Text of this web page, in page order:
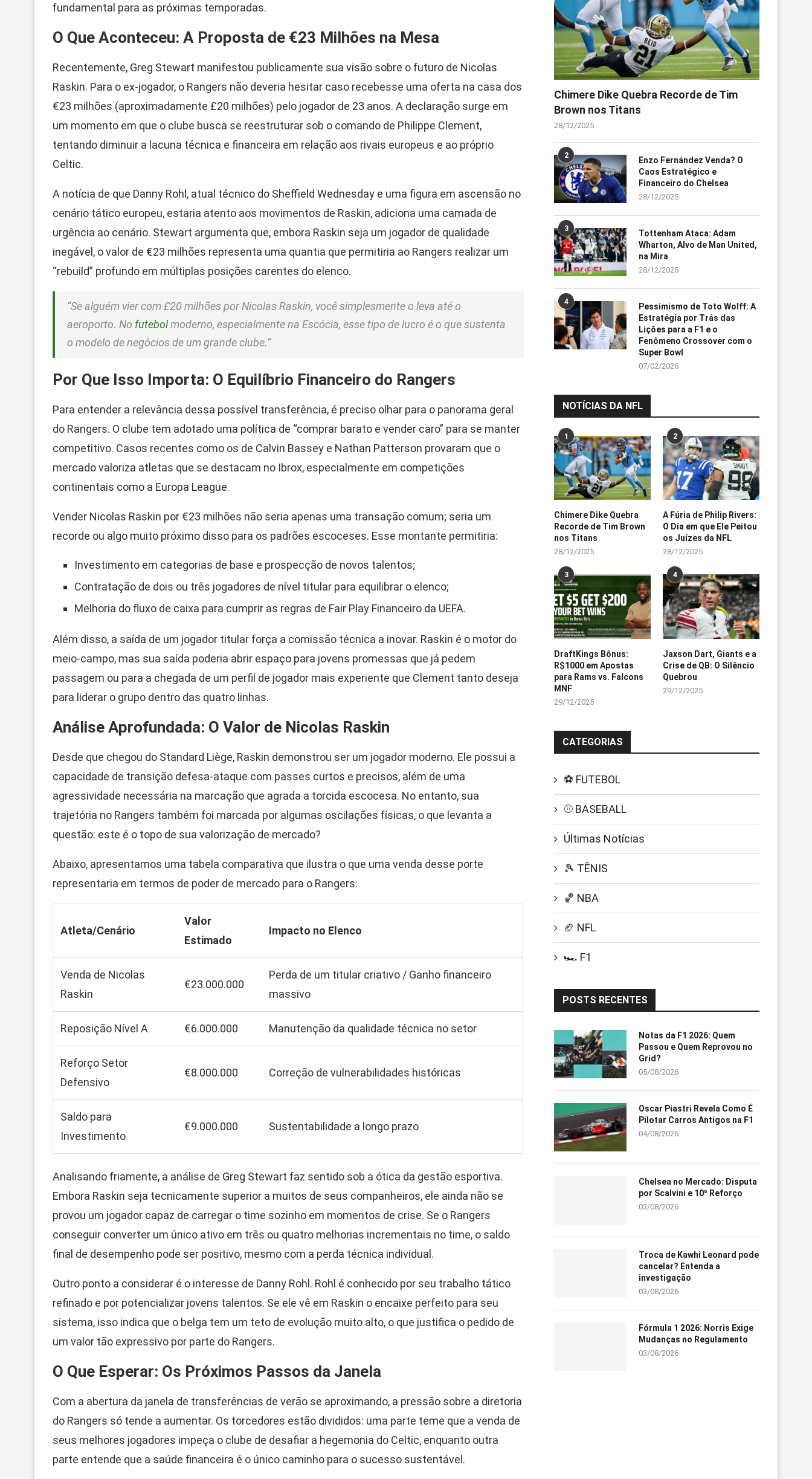
fundamental para as próximas temporadas.
O Que Aconteceu: A Proposta de €23 Milhões na Mesa
Recentemente, Greg Stewart manifestou publicamente sua visão sobre o futuro de Nicolas
Raskin. Para o ex-jogador, o Rangers não deveria hesitar caso recebesse uma oferta na casa dos
€23 milhões (aproximadamente £20 milhões) pelo jogador de 23 anos. A declaração surge em
um momento em que o clube busca se reestruturar sob o comando de Philippe Clement,
tentando diminuir a lacuna técnica e financeira em relação aos rivais europeus e ao próprio
Celtic.
A notícia de que Danny Rohl, atual técnico do Sheffield Wednesday e uma figura em ascensão no
cenário tático europeu, estaria atento aos movimentos de Raskin, adiciona uma camada de
urgência ao cenário. Stewart argumenta que, embora Raskin seja um jogador de qualidade
inegável, o valor de €23 milhões representa uma quantia que permitiria ao Rangers realizar um
“rebuild” profundo em múltiplas posições carentes do elenco.
“Se alguém vier com £20 milhões por Nicolas Raskin, você simplesmente o leva até o
aeroporto. No futebolmoderno, especialmente na Escócia, esse tipo de lucro é o que sustenta
o modelo de negócios de um grande clube.”
Por Que Isso Importa: O Equilíbrio Financeiro do Rangers
Para entender a relevância dessa possível transferência, é preciso olhar para o panorama geral
do Rangers. O clube tem adotado uma política de “comprar barato e vender caro” para se manter
competitivo. Casos recentes como os de Calvin Bassey e Nathan Patterson provaram que o
mercado valoriza atletas que se destacam no Ibrox, especialmente em competições
continentais como a Europa League.
Vender Nicolas Raskin por €23 milhões não seria apenas uma transação comum; seria um
recorde ou algo muito próximo disso para os padrões escoceses. Esse montante permitiria:
Investimento em categorias de base e prospecção de novos talentos;
Contratação de dois ou três jogadores de nível titular para equilibrar o elenco;
Melhoria do fluxo de caixa para cumprir as regras de Fair Play Financeiro da UEFA.
Além disso, a saída de um jogador titular força a comissão técnica a inovar. Raskin é o motor do
meio-campo, mas sua saída poderia abrir espaço para jovens promessas que já pedem
passagem ou para a chegada de um perfil de jogador mais experiente que Clement tanto deseja
para liderar o grupo dentro das quatro linhas.
Análise Aprofundada: O Valor de Nicolas Raskin
Desde que chegou do Standard Liège, Raskin demonstrou ser um jogador moderno. Ele possui a
capacidade de transição defesa-ataque com passes curtos e precisos, além de uma
agressividade necessária na marcação que agrada a torcida escocesa. No entanto, sua
trajetória no Rangers também foi marcada por algumas oscilações físicas, o que levanta a
questão: este é o topo de sua valorização de mercado?
Abaixo, apresentamos uma tabela comparativa que ilustra o que uma venda desse porte
representaria em termos de poder de mercado para o Rangers:
Atleta/Cenário
Valor
Estimado
Impacto no Elenco
Venda de Nicolas
Raskin
€23.000.000
Perda de um titular criativo / Ganho financeiro
massivo
Reposição Nível A €6.000.000 Manutenção da qualidade técnica no setor
Reforço Setor
Defensivo
€8.000.000 Correção de vulnerabilidades históricas
Saldo para
Investimento
€9.000.000 Sustentabilidade a longo prazo
Analisando friamente, a análise de Greg Stewart faz sentido sob a ótica da gestão esportiva.
Embora Raskin seja tecnicamente superior a muitos de seus companheiros, ele ainda não se
provou um jogador capaz de carregar o time sozinho em momentos de crise. Se o Rangers
conseguir converter um único ativo em três ou quatro melhorias incrementais no time, o saldo
final de desempenho pode ser positivo, mesmo com a perda técnica individual.
Outro ponto a considerar é o interesse de Danny Rohl. Rohl é conhecido por seu trabalho tático
refinado e por potencializar jovens talentos. Se ele vê em Raskin o encaixe perfeito para seu
sistema, isso indica que o belga tem um teto de evolução muito alto, o que justifica o pedido de
um valor tão expressivo por parte do Rangers.
O Que Esperar: Os Próximos Passos da Janela
Com a abertura da janela de transferências de verão se aproximando, a pressão sobre a diretoria
do Rangers só tende a aumentar. Os torcedores estão divididos: uma parte teme que a venda de
seus melhores jogadores impeça o clube de desafiar a hegemonia do Celtic, enquanto outra
parte entende que a saúde financeira é o único caminho para o sucesso sustentável.
Chimere Dike Quebra Recorde de Tim
Brown nos Titans
28/12/2025
2
Enzo Fernández Venda? O
Caos Estratégico e
Financeiro do Chelsea
28/12/2025
3
Tottenham Ataca: Adam
Wharton, Alvo de Man United,
na Mira
28/12/2025
4
Pessimismo de Toto Wolff: A
Estratégia por Trás das
Lições para a F1 e o
Fenômeno Crossover com o
Super Bowl
07/02/2026
NOTÍCIAS DA NFL
1
Chimere Dike Quebra
Recorde de Tim Brown
nos Titans
28/12/2025
2
A Fúria de Philip Rivers:
O Dia em que Ele Peitou
os Juízes da NFL
28/12/2025
3
DraftKings Bônus:
R$1000 em Apostas
para Rams vs. Falcons
MNF
29/12/2025
4
Jaxson Dart, Giants e a
Crise de QB: O Silêncio
Quebrou
29/12/2025
CATEGORIAS
⚽ FUTEBOL
⚾ BASEBALL
Últimas Notícias
🎾 TÊNIS
🏀 NBA
🏈 NFL
🏎️ F1
POSTS RECENTES
Notas da F1 2026: Quem
Passou e Quem Reprovou no
Grid?
05/08/2026
Oscar Piastri Revela Como É
Pilotar Carros Antigos na F1
04/08/2026
Chelsea no Mercado: Disputa
por Scalvini e 10º Reforço
03/08/2026
Troca de Kawhi Leonard pode
cancelar? Entenda a
investigação
03/08/2026
Fórmula 1 2026: Norris Exige
Mudanças no Regulamento
03/08/2026